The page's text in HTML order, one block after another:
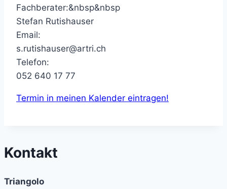
Fachberater:&nbsp&nbsp
Stefan Rutishauser
Email:
s.rutishauser@artri.ch
Telefon:
052 640 17 77
Termin in meinen Kalender eintragen!
Kontakt
Triangolo